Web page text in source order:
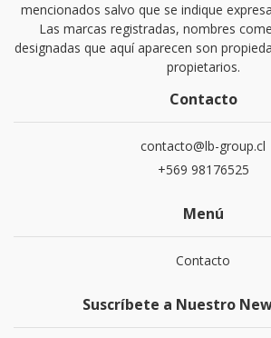
mencionados salvo que se indique
Las marcas registradas, nombres
designadas que aquí aparecen son
propietarios.
Contacto
contacto@lb-group.cl
+569 98176525
Menú
Contacto
Suscríbete a Nuestro